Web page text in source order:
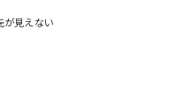
が見えない